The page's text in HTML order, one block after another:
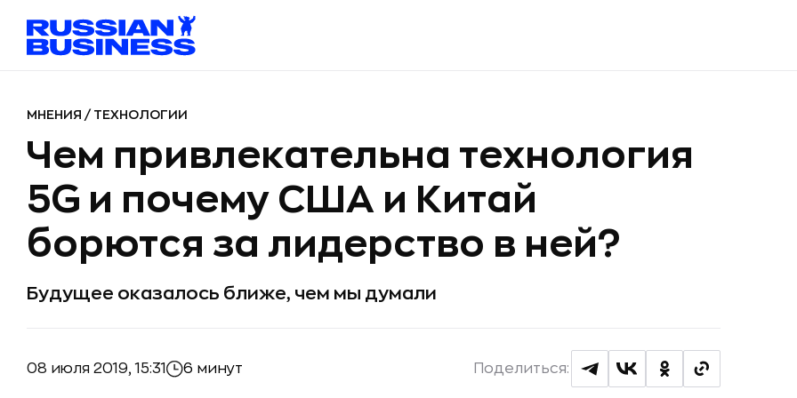
МНЕНИЯ / ТЕХНОЛОГИИ
Чем привлекательна технология
5G и почему США и Китай
борются за лидерство в ней?
Будущее оказалось ближе, чем мы думали
08 июля 2019, 15:31 6 минут Поделиться: